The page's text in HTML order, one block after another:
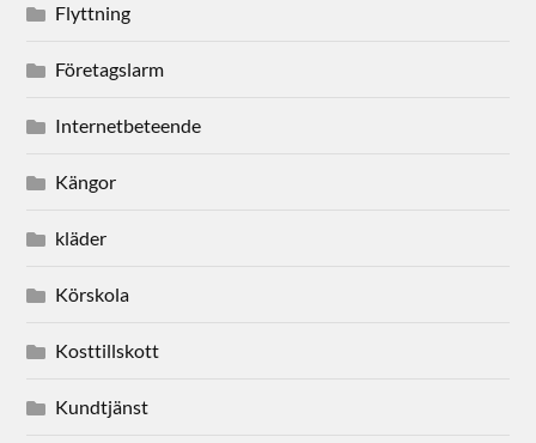
Flyttning
Företagslarm
Internetbeteende
Kängor
kläder
Körskola
Kosttillskott
Kundtjänst